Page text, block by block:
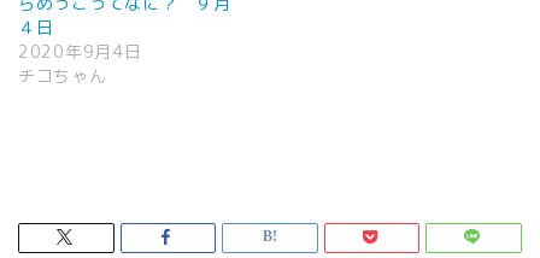
４日
2020年9月4日
チコちゃん